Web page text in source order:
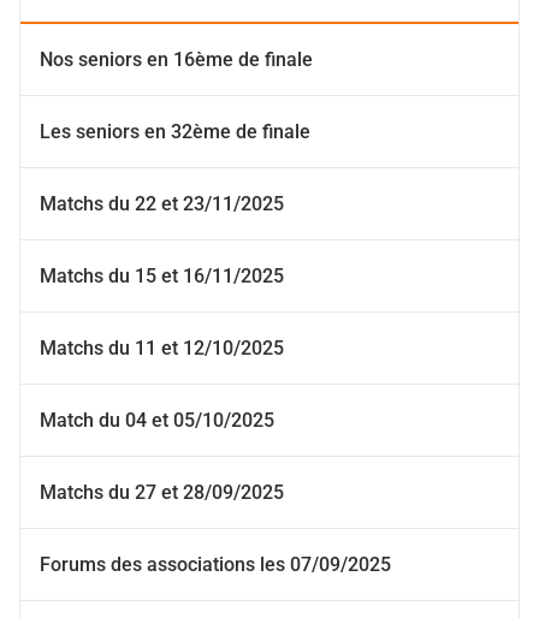
Nos seniors en 16ème de finale
Les seniors en 32ème de finale
Matchs du 22 et 23/11/2025
Matchs du 15 et 16/11/2025
Matchs du 11 et 12/10/2025
Match du 04 et 05/10/2025
Matchs du 27 et 28/09/2025
Forums des associations les 07/09/2025